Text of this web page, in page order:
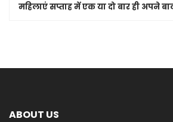
महिलाएं सप्ताह में एक या दो बार ही अपने
ABOUT US